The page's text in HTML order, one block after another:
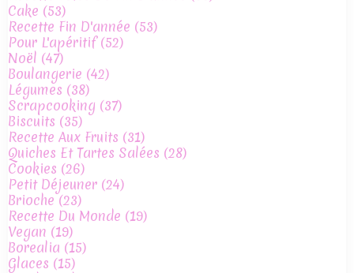
Cake (53)
Recette Fin D'année (53)
Pour L'apéritif(52)
Noël (47)
Boulangerie (42)
Légumes (38)
Scrapcooking (37)
Biscuits (35)
Recette Aux Fruits (31)
Quiches Et Tartes Salées (28)
Cookies (26)
Petit Déjeuner (24)
Brioche(23)
Recette Du Monde (19)
Vegan (19)
Borealia (15)
Glaces (15)